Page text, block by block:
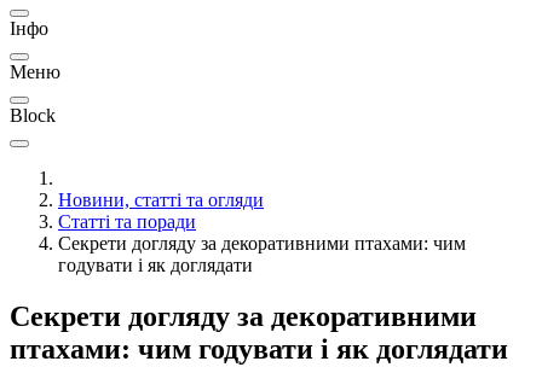
Інфо
Меню
Block
Новини, статті та огляди
Статті та поради
Секрети догляду за декоративними птахами: чим
годувати і як доглядати
Секрети догляду за декоративними
птахами: чим годувати і як доглядати